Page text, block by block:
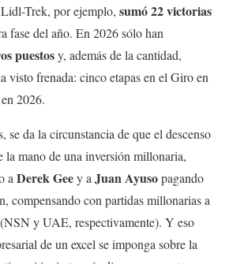
Trek, por ejemplo, sumó 22 victorias
fase del año. En 2026 sólo han
puestosy, además de la cantidad,
visto frenada: cinco etapas en el Giro en
2026.
se da la circunstancia de que el descenso
la mano de una inversión millonaria,
a Derek Geey a Juan Ayusopagando
compensando con partidas millonarias a
y UAE, respectivamente). Y eso
de un excel se imponga sobre la